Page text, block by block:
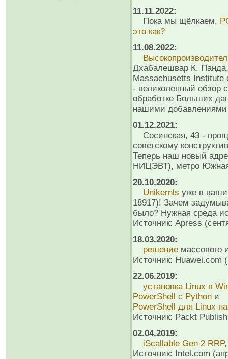
11.11.2022:
Пока мы щёлкаем,
это как?
11.08.2022:
Дхабалешвар К.
Massachusetts Institute
- великолепный обзор
обработке Больших
нашими
01.12.2021:
Сосинская, 43 -
советскому
Теперь наш новый
НИЦЭВТ), метро
20.10.2020:
Unikernls уже в
18917)! Зачем
было? Нужная среда
Источник: Apress
18.03.2020:
решение массового
Источник: Huawei.com
22.06.2019:
установка Linux в
PowerShell с Python и
PowerShell для Linux
Источник: Packt
02.04.2019:
iScallable Gen 2 RRP
Источник: Intel.com